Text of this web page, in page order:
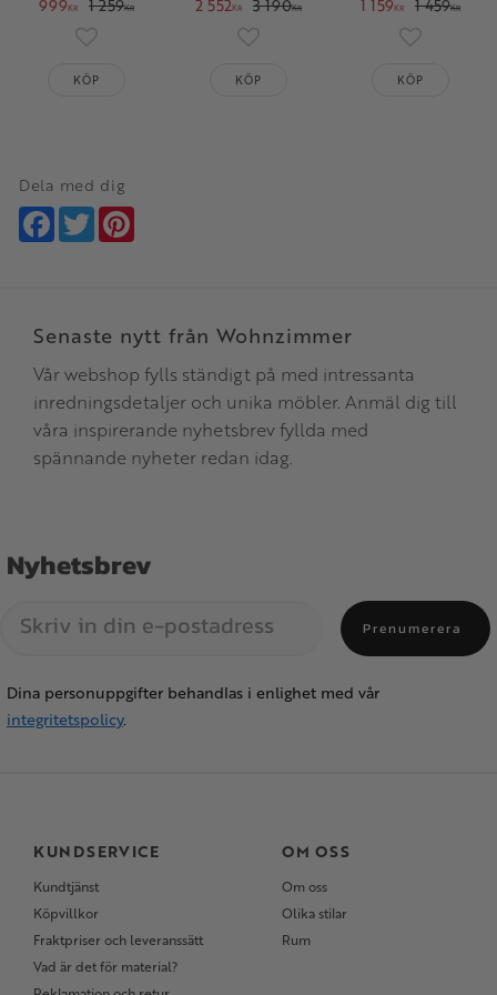
999KR 1 259KR
Lägg till i favoriter
KÖP
2 552KR 3 190KR
Lägg till i favoriter
KÖP
1 159KR 1 459KR
Lägg till i
KÖP
Dela med dig
Facebook
Twitter
Senaste nytt från Wohnzimmer
Vår webshop fylls ständigt på med intressanta
inredningsdetaljer och unika möbler. Anmäl dig till
våra inspirerande nyhetsbrev fyllda med
spännande nyheter redan idag.
Nyhetsbrev
Prenumerera
Dina personuppgifter behandlas i enlighet med vår
integritetspolicy.
KUNDSERVICE
Kundtjänst
Köpvillkor
Fraktpriser och leveranssätt
Vad är det för material?
OM OSS
Om oss
Olika stilar
Rum